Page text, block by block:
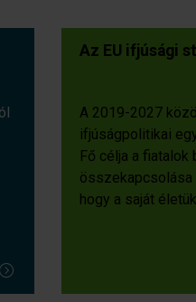
Az EU ifjúsági
A 2019-2027
ifjúságpolitikai
Fő célja a fiatalok
hogy a saját